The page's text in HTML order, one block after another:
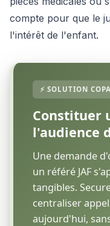
compte pour que le
l'intérêt de l'enfant.
Constituer
l'audience
Une demande
un référé JAF
tangibles.
centraliser
aujourd'hui,